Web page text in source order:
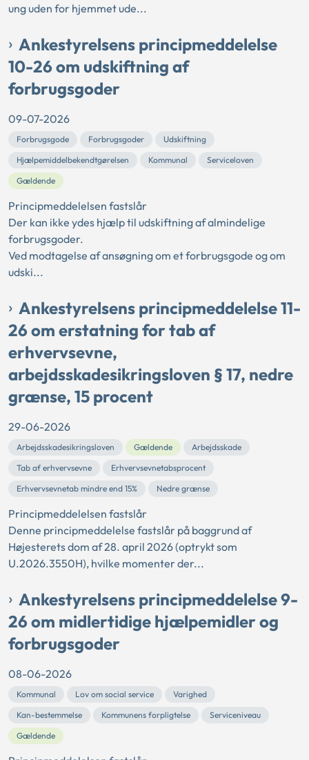
ung uden for hjemmet ude...
Ankestyrelsens principmeddelelse
10-26 om udskiftning af
forbrugsgoder
09-07-2026
Forbrugsgode Forbrugsgoder
Udskiftning
Hjælpemiddelbekendtgørelsen
Kommunal
Serviceloven
Gældende
Principmeddelelsen fastslår
Der kan ikke ydes hjælp til udskiftning af almindelige
forbrugsgoder.
Ved modtagelse af ansøgning om et forbrugsgode og om
udski...
Ankestyrelsens principmeddelelse 11-
26 om erstatning for tab af
erhvervsevne,
arbejdsskadesikringsloven § 17, nedre
grænse, 15 procent
29-06-2026
Arbejdsskadesikringsloven Gældende
Arbejdsskade
Tab af erhvervsevne
Erhvervsevnetabsprocent
Erhvervsevnetab mindre end 15%
Nedre grænse
Principmeddelelsen fastslår
Denne principmeddelelse fastslår på baggrund af
Højesterets dom af 28. april 2026 (optrykt som
U.2026.3550H), hvilke momenter der...
Ankestyrelsens principmeddelelse 9-
26 om midlertidige hjælpemidler og
forbrugsgoder
08-06-2026
Kommunal Lov om social service
Varighed
Kan-bestemmelse
Kommunens forpligtelse
Serviceniveau
Gældende